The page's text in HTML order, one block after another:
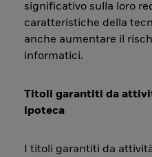
significativo sulla loro
caratteristiche della
anche aumentare il
informatici.
Titoli garantiti da
ipoteca
I titoli garantiti da